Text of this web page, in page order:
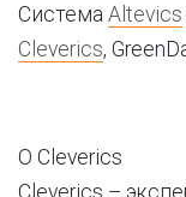
Система Altevics
Cleverics,
О Cleverics
Cleverics –